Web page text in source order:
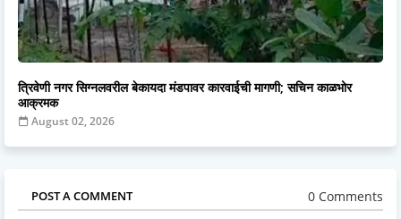
त्रिवेणी नगर सिग्नलवरील बेकायदा मंडपावर कारवाईची मागणी; सचिन काळभोर
आक्रमक
August 02, 2026
POST A COMMENT 0 Comments